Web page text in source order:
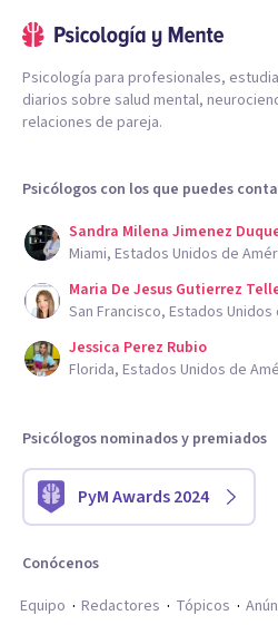
Psicología para profesionales,
diarios sobre salud mental,
relaciones de pareja.
Psicólogos con los que puedes
Sandra Milena Jimenez
Miami, Estados Unidos de
Maria De Jesus Gutierrez
San Francisco, Estados Unidos
Jessica Perez Rubio
Florida, Estados Unidos de
Psicólogos nominados y premiados
PyM Awards 2024
Conócenos
Equipo
Redactores Tópicos